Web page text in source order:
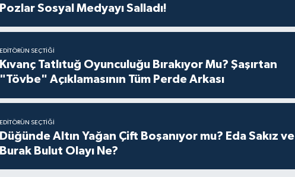
Pozlar Sosyal Medyayı Salladı!
EDITÖRÜN SEÇTIĞI
Kıvanç Tatlıtuğ Oyunculuğu Bırakıyor Mu? Şaşırtan
"Tövbe" Açıklamasının Tüm Perde Arkası
EDITÖRÜN SEÇTIĞI
Düğünde Altın Yağan Çift Boşanıyor mu? Eda Sakız ve
Burak Bulut Olayı Ne?